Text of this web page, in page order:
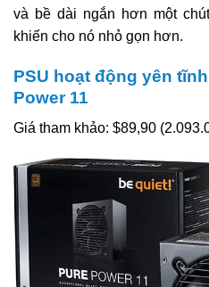
và bề dài ngắn hơn một
khiến cho nó nhỏ gọn hơn.
PSU hoạt động yên
Power 11
Giá tham khảo: $89,90